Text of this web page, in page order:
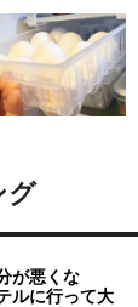
グ
が悪くな
ルに行って大